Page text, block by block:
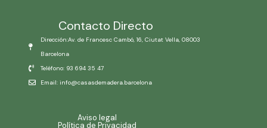
Contacto Directo
Dirección:Av. de Francesc Cambó, 16, Ciutat Vella, 08003
Barcelona
Teléfono: 93 694 35 47
Email: info@casasdemadera.barcelona
Aviso legal
Política de Privacidad